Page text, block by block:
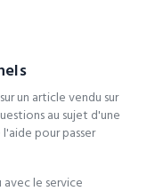
un article vendu sur
au sujet d'une
pour passer
le service